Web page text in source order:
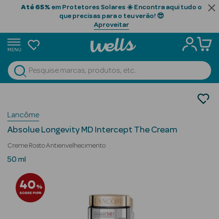
Até 65% em Protetores Solares ☀️ Encontra aqui tudo o
que precisas para o teu verão! 😎
Aproveitar
MENU
Ver Tudo
Beauty Season
Cabelo
Profissional
Beauty Season
Beauty Season
Cosmética
Cosmética Rosto Luxo
Anti-envelhecimento
Lancôme
Absolue Longevity MD Intercept The Cream
Creme Rosto Antienvelhecimento
50 ml
40%
SOBRE PVPR